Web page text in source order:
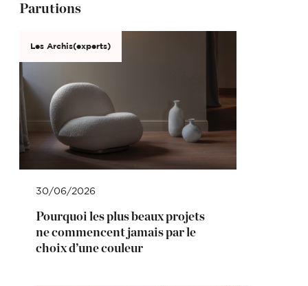
Parutions
Les Archis(experts)
30/06/2026
Pourquoi les plus beaux projets
ne commencent jamais par le
choix d’une couleur